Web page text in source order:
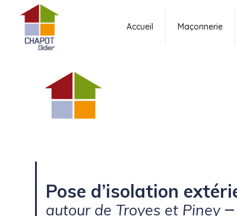
Accueil Maçonnerie
Pose d’isolation
autour de Troyes et Piney–